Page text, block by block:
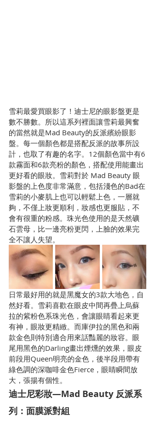
雪莉最愛買眼影了！迪士尼的眼影盤更是
數不勝數。所以這系列裡面讓雪莉最興奮
的當然就是Mad Beauty的反派繽紛眼影
盤。每一個顏色都是搭配反派的故事所設
計，也取了有趣的名字。12個顏色當中有6
款霧面和6款亮粉的顏色，搭配使用能畫出
更好看的眼妝。雪莉對於 Mad Beauty 眼
影盤的上色度非常滿意，包括淺色的Bad在
雪莉的小麥肌上也可以輕鬆上色，一層就
夠，不僅上妝更順利，妝感也更服貼，不
會有很重的粉感。珠光色使用的是天然礦
石雲母，比一邊亮粉更閃，上臉的效果完
全不讓人失望。
日常最好用的就是黑魔女的3款大地色，自
然好看。雪莉喜歡在眼皮中間再疊上烏蘇
拉的紫粉色系珠光色，會讓眼睛看起來更
有神，眼妝更精緻。而庫伊拉的黑色和兩
款金色則特別適合用來話豔麗的妝容。眼
尾用黑色的Darling畫出煙燻的效果，眼皮
前段用Queen明亮的金色，後半段用帶有
綠色調的深咖啡金色Fierce，眼睛瞬間放
大，張揚有個性。
迪士尼彩妝—Mad Beauty 反派系
列：面膜派對組